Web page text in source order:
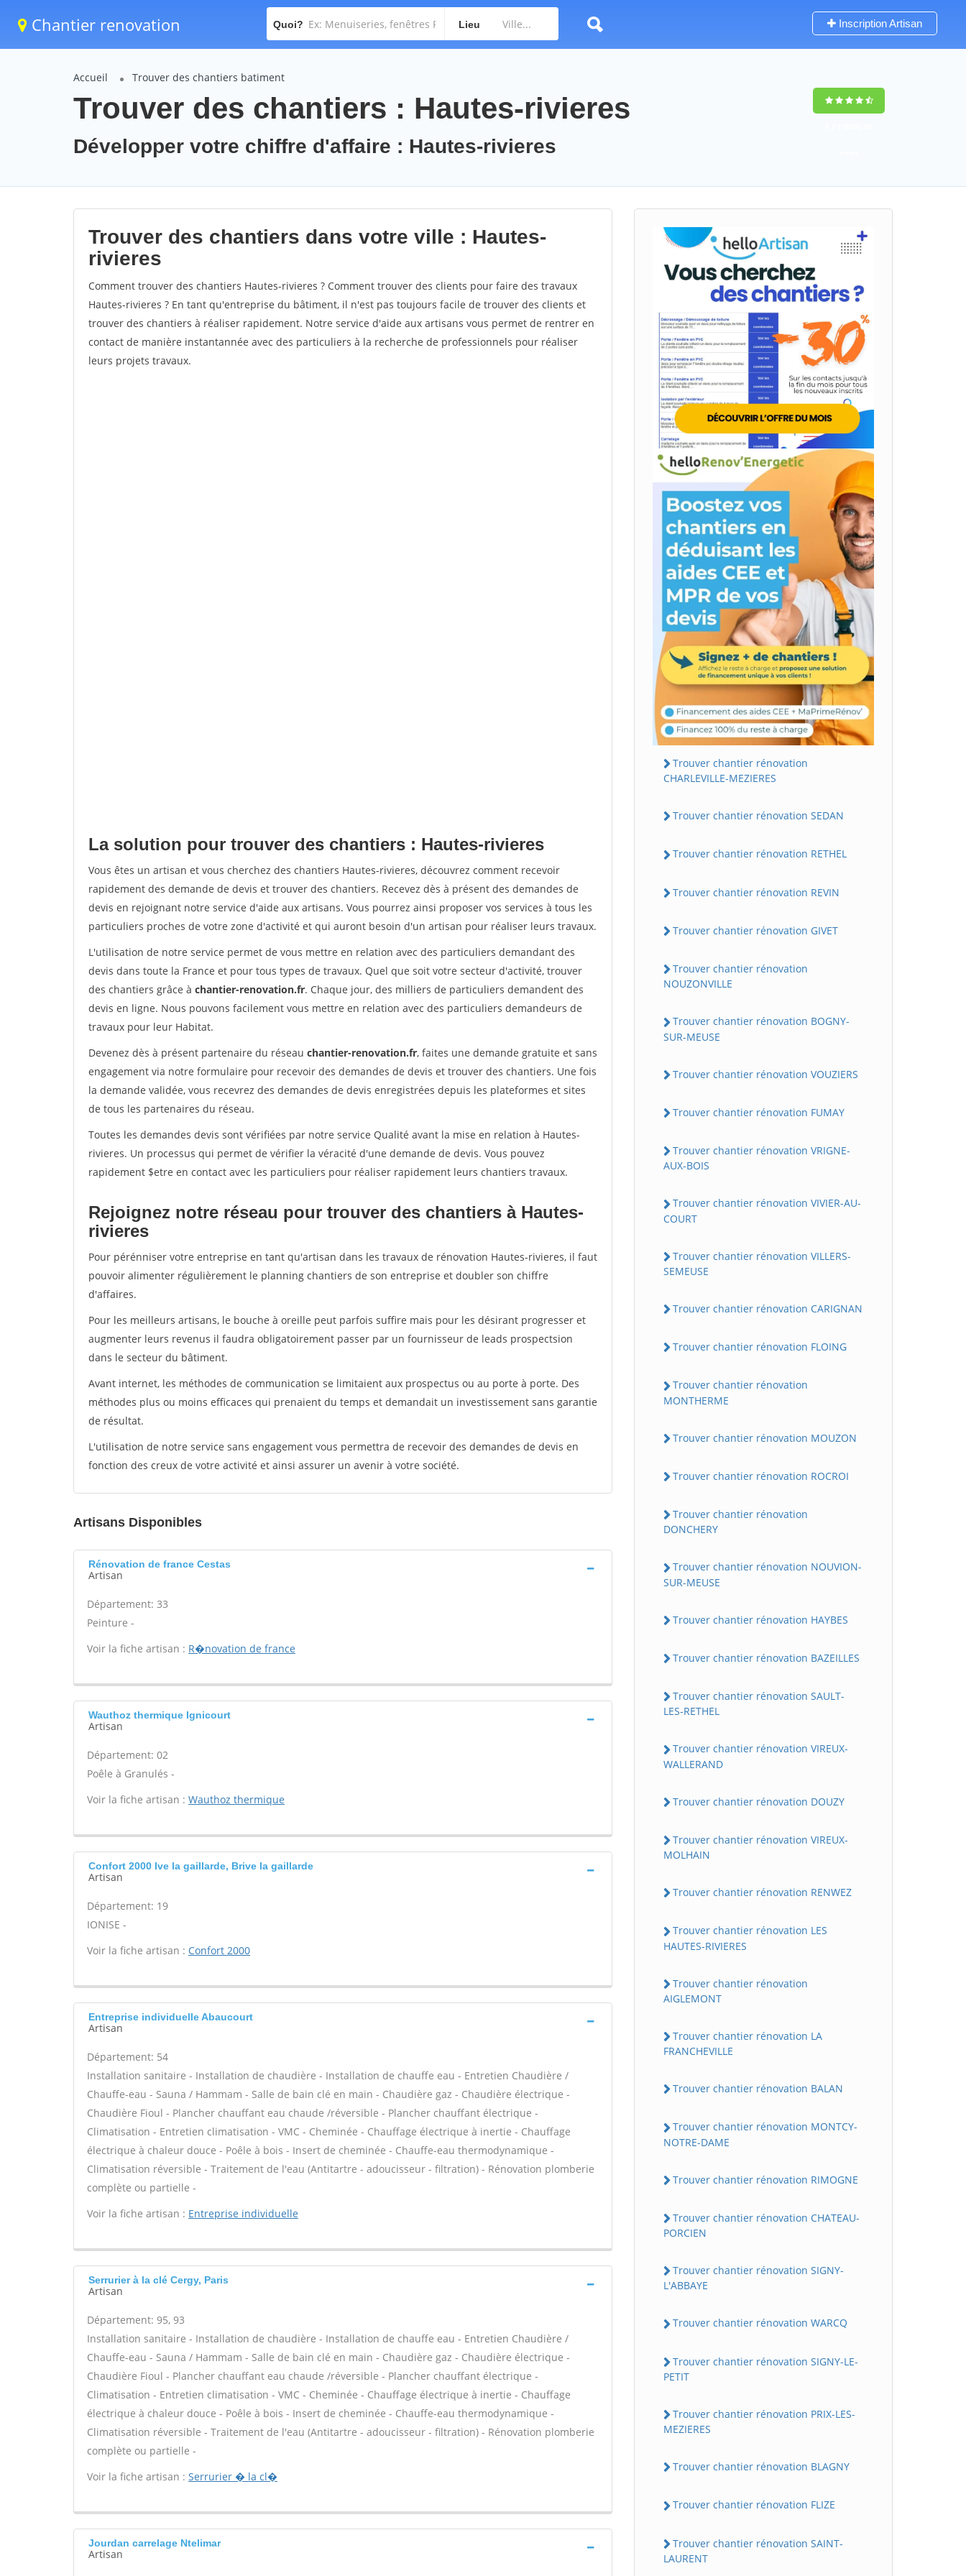
Chantier renovation Quoi? Lieu Inscription Artisan
Accueil Trouver des chantiers batiment
Trouver des chantiers : Hautes-rivieres
Développer votre chiffre d'affaire : Hautes-rivieres
Trouver des chantiers dans votre ville : Hautes-
rivieres
Comment trouver des chantiers Hautes-rivieres ? Comment trouver des clients pour faire des travaux
Hautes-rivieres ? En tant qu'entreprise du bâtiment, il n'est pas toujours facile de trouver des clients et
trouver des chantiers à réaliser rapidement. Notre service d'aide aux artisans vous permet de rentrer en
contact de manière instantannée avec des particuliers à la recherche de professionnels pour réaliser
leurs projets travaux.
La solution pour trouver des chantiers : Hautes-rivieres
Vous êtes un artisan et vous cherchez des chantiers Hautes-rivieres, découvrez comment recevoir
rapidement des demande de devis et trouver des chantiers. Recevez dès à présent des demandes de
devis en rejoignant notre service d'aide aux artisans. Vous pourrez ainsi proposer vos services à tous les
particuliers proches de votre zone d'activité et qui auront besoin d'un artisan pour réaliser leurs travaux.
L'utilisation de notre service permet de vous mettre en relation avec des particuliers demandant des
devis dans toute la France et pour tous types de travaux. Quel que soit votre secteur d'activité, trouver
des chantiers grâce à chantier-renovation.fr. Chaque jour, des milliers de particuliers demandent des
devis en ligne. Nous pouvons facilement vous mettre en relation avec des particuliers demandeurs de
travaux pour leur Habitat.
Devenez dès à présent partenaire du réseau chantier-renovation.fr, faites une demande gratuite et sans
engagement via notre formulaire pour recevoir des demandes de devis et trouver des chantiers. Une fois
la demande validée, vous recevrez des demandes de devis enregistrées depuis les plateformes et sites
de tous les partenaires du réseau.
Toutes les demandes devis sont vérifiées par notre service Qualité avant la mise en relation à Hautes-
rivieres. Un processus qui permet de vérifier la véracité d'une demande de devis. Vous pouvez
rapidement $etre en contact avec les particuliers pour réaliser rapidement leurs chantiers travaux.
Rejoignez notre réseau pour trouver des chantiers à Hautes-
rivieres
Pour pérénniser votre entreprise en tant qu'artisan dans les travaux de rénovation Hautes-rivieres, il faut
pouvoir alimenter régulièrement le planning chantiers de son entreprise et doubler son chiffre
d'affaires.
Pour les meilleurs artisans, le bouche à oreille peut parfois suffire mais pour les désirant progresser et
augmenter leurs revenus il faudra obligatoirement passer par un fournisseur de leads prospectsion
dans le secteur du bâtiment.
Avant internet, les méthodes de communication se limitaient aux prospectus ou au porte à porte. Des
méthodes plus ou moins efficaces qui prenaient du temps et demandait un investissement sans garantie
de résultat.
L'utilisation de notre service sans engagement vous permettra de recevoir des demandes de devis en
fonction des creux de votre activité et ainsi assurer un avenir à votre société.
Artisans Disponibles
Rénovation de france Cestas
Artisan
Département: 33
Peinture -
Voir la fiche artisan : R�novation de france
Wauthoz thermique Ignicourt
Artisan
Département: 02
Poêle à Granulés -
Voir la fiche artisan : Wauthoz thermique
Confort 2000 Ive la gaillarde, Brive la gaillarde
Artisan
Département: 19
IONISE -
Voir la fiche artisan : Confort 2000
Entreprise individuelle Abaucourt
Artisan
Département: 54
Installation sanitaire - Installation de chaudière - Installation de chauffe eau - Entretien Chaudière /
Chauffe-eau - Sauna / Hammam - Salle de bain clé en main - Chaudière gaz - Chaudière électrique -
Chaudière Fioul - Plancher chauffant eau chaude /réversible - Plancher chauffant électrique -
Climatisation - Entretien climatisation - VMC - Cheminée - Chauffage électrique à inertie - Chauffage
électrique à chaleur douce - Poêle à bois - Insert de cheminée - Chauffe-eau thermodynamique -
Climatisation réversible - Traitement de l'eau (Antitartre - adoucisseur - filtration) - Rénovation plomberie
complète ou partielle -
Voir la fiche artisan : Entreprise individuelle
Serrurier à la clé Cergy, Paris
Artisan
Département: 95, 93
Installation sanitaire - Installation de chaudière - Installation de chauffe eau - Entretien Chaudière /
Chauffe-eau - Sauna / Hammam - Salle de bain clé en main - Chaudière gaz - Chaudière électrique -
Chaudière Fioul - Plancher chauffant eau chaude /réversible - Plancher chauffant électrique -
Climatisation - Entretien climatisation - VMC - Cheminée - Chauffage électrique à inertie - Chauffage
électrique à chaleur douce - Poêle à bois - Insert de cheminée - Chauffe-eau thermodynamique -
Climatisation réversible - Traitement de l'eau (Antitartre - adoucisseur - filtration) - Rénovation plomberie
complète ou partielle -
Voir la fiche artisan : Serrurier � la cl�
Jourdan carrelage Ntelimar
Artisan
Trouver chantier rénovation
CHARLEVILLE-MEZIERES
Trouver chantier rénovation SEDAN
Trouver chantier rénovation RETHEL
Trouver chantier rénovation REVIN
Trouver chantier rénovation GIVET
Trouver chantier rénovation
NOUZONVILLE
Trouver chantier rénovation BOGNY-
SUR-MEUSE
Trouver chantier rénovation VOUZIERS
Trouver chantier rénovation FUMAY
Trouver chantier rénovation VRIGNE-
AUX-BOIS
Trouver chantier rénovation VIVIER-AU-
COURT
Trouver chantier rénovation VILLERS-
SEMEUSE
Trouver chantier rénovation CARIGNAN
Trouver chantier rénovation FLOING
Trouver chantier rénovation
MONTHERME
Trouver chantier rénovation MOUZON
Trouver chantier rénovation ROCROI
Trouver chantier rénovation
DONCHERY
Trouver chantier rénovation NOUVION-
SUR-MEUSE
Trouver chantier rénovation HAYBES
Trouver chantier rénovation BAZEILLES
Trouver chantier rénovation SAULT-
LES-RETHEL
Trouver chantier rénovation VIREUX-
WALLERAND
Trouver chantier rénovation DOUZY
Trouver chantier rénovation VIREUX-
MOLHAIN
Trouver chantier rénovation RENWEZ
Trouver chantier rénovation LES
HAUTES-RIVIERES
Trouver chantier rénovation
AIGLEMONT
Trouver chantier rénovation LA
FRANCHEVILLE
Trouver chantier rénovation BALAN
Trouver chantier rénovation MONTCY-
NOTRE-DAME
Trouver chantier rénovation RIMOGNE
Trouver chantier rénovation CHATEAU-
PORCIEN
Trouver chantier rénovation SIGNY-
L'ABBAYE
Trouver chantier rénovation WARCQ
Trouver chantier rénovation SIGNY-LE-
PETIT
Trouver chantier rénovation PRIX-LES-
MEZIERES
Trouver chantier rénovation BLAGNY
Trouver chantier rénovation FLIZE
Trouver chantier rénovation SAINT-
LAURENT